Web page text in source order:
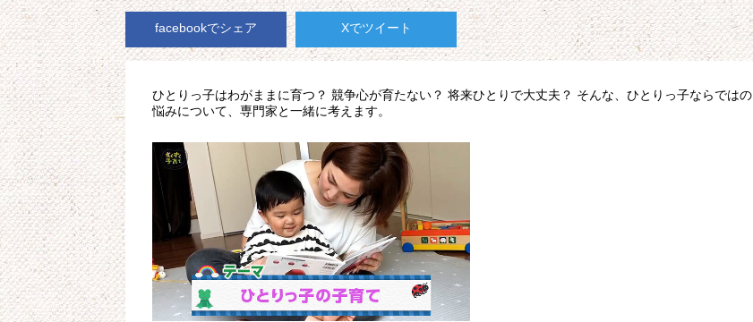
facebookでシェア Xでツイート
ひとりっ子はわがままに育つ？ 競争心が育たない？ 将来ひとりで大丈夫？ そんな、ひとりっ子ならではの
悩みについて、専門家と一緒に考えます。